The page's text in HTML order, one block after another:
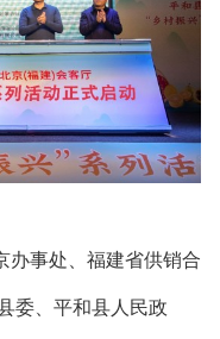
办事处、福建省供销合
委、平和县人民政